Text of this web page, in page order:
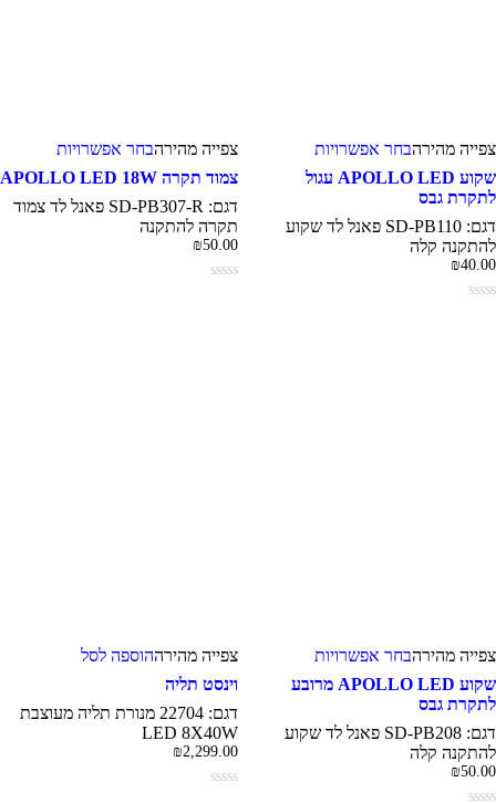
‫מהירה‬בחר אפשרויותזה
יש
מספר
ניתן
שקוע APOLLO LED עגול
גבס
דגם: SD-PB110 פאנל לד שקוע
קלה
₪
צפייה‬ ‫מהירה‬בחר אפשרויותזה
יש
מספר
סוגים.
צמוד תקרה APOLLO LED 18W
דגם: SD-PB307-R פאנל לד צמוד
תקרה להתקנה
₪50.00
‫מהירה‬בחר אפשרויותזה
יש
מספר
ניתן
שקוע APOLLO LED מרובע
גבס
דגם: SD-PB208 פאנל לד שקוע
קלה
₪
צפייה‬ ‫מהירה‬הוספה לסל
וינסט תליה
דגם: 22704 מנורת תליה מעוצבת
LED 8X40W
₪ 2,299.00